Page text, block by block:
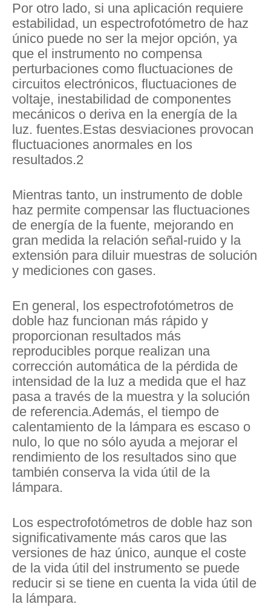
Por otro lado, si una aplicación requiere
estabilidad, un espectrofotómetro de haz
único puede no ser la mejor opción, ya
que el instrumento no compensa
perturbaciones como fluctuaciones de
circuitos electrónicos, fluctuaciones de
voltaje, inestabilidad de componentes
mecánicos o deriva en la energía de la
luz. fuentes.Estas desviaciones provocan
fluctuaciones anormales en los
resultados.2
Mientras tanto, un instrumento de doble
haz permite compensar las fluctuaciones
de energía de la fuente, mejorando en
gran medida la relación señal-ruido y la
extensión para diluir muestras de solución
y mediciones con gases.
En general, los espectrofotómetros de
doble haz funcionan más rápido y
proporcionan resultados más
reproducibles porque realizan una
corrección automática de la pérdida de
intensidad de la luz a medida que el haz
pasa a través de la muestra y la solución
de referencia.Además, el tiempo de
calentamiento de la lámpara es escaso o
nulo, lo que no sólo ayuda a mejorar el
rendimiento de los resultados sino que
también conserva la vida útil de la
lámpara.
Los espectrofotómetros de doble haz son
significativamente más caros que las
versiones de haz único, aunque el coste
de la vida útil del instrumento se puede
reducir si se tiene en cuenta la vida útil de
la lámpara.